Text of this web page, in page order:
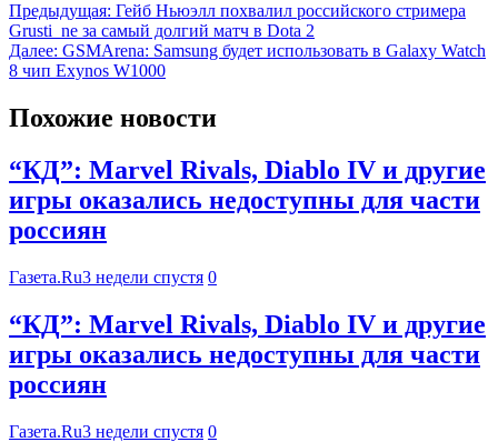
Предыдущая: Гейб Ньюэлл похвалил российского стримера
Grusti_ne за самый долгий матч в Dota 2
Далее: GSMArena: Samsung будет использовать в Galaxy Watch
8 чип Exynos W1000
Похожие новости
“КД”: Marvel Rivals, Diablo IV и другие
игры оказались недоступны для части
россиян
Газета.Ru3 недели спустя 0
“КД”: Marvel Rivals, Diablo IV и другие
игры оказались недоступны для части
россиян
Газета.Ru3 недели спустя 0